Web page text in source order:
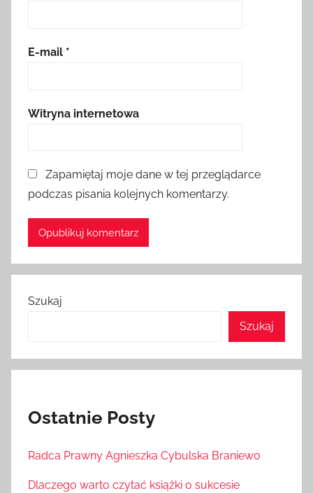
E-mail *
Witryna internetowa
Zapamiętaj moje dane w tej przeglądarce
podczas pisania kolejnych komentarzy.
Szukaj
Szukaj
Ostatnie Posty
Radca Prawny Agnieszka Cybulska Braniewo
Dlaczego warto czytać książki o sukcesie